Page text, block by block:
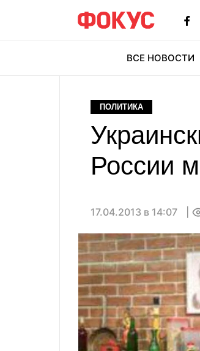
ВСЕ НОВОСТИ
ПОЛИТИКА
России
17.04.2013 в 14:07